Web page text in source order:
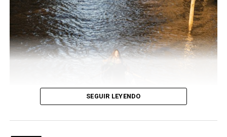
SEGUIR LEYENDO